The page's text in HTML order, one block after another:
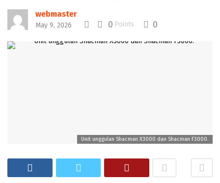
webmaster
May 9, 2026 0 Points 0
Unit unggulan Shacman X3000 dan Shacman F3000.